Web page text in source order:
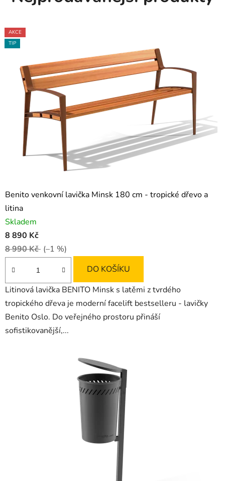
Benito venkovní lavička Minsk 180 cm - tropické dřevo a
litina
Skladem
8 890 Kč
8 990 Kč (–1 %)
DO KOŠÍKU
Litinová lavička BENITO Minsk s latěmi z tvrdého
tropického dřeva je moderní facelift bestselleru - lavičky
Benito Oslo. Do veřejného prostoru přináší
sofistikovanější,...
AKCE
AKCE
TIP